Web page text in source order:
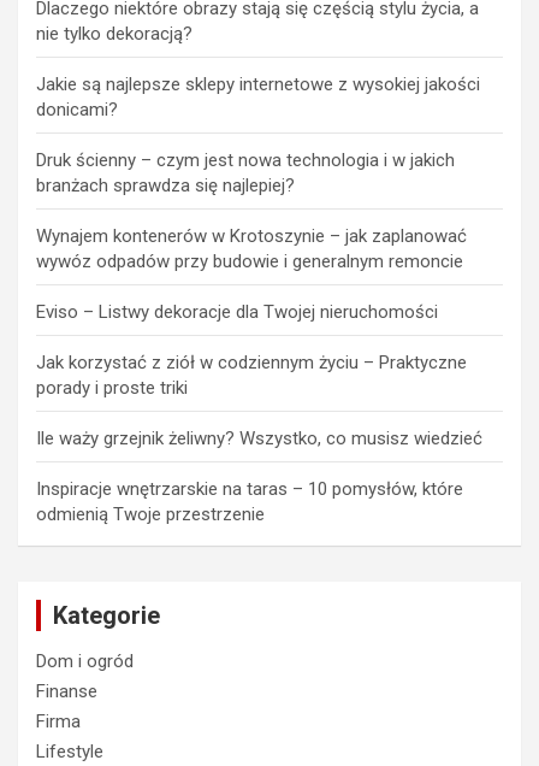
Dlaczego niektóre obrazy stają się częścią stylu życia, a
nie tylko dekoracją?
Jakie są najlepsze sklepy internetowe z wysokiej jakości
donicami?
Druk ścienny – czym jest nowa technologia i w jakich
branżach sprawdza się najlepiej?
Wynajem kontenerów w Krotoszynie – jak zaplanować
wywóz odpadów przy budowie i generalnym remoncie
Eviso – Listwy dekoracje dla Twojej nieruchomości
Jak korzystać z ziół w codziennym życiu – Praktyczne
porady i proste triki
Ile waży grzejnik żeliwny? Wszystko, co musisz wiedzieć
Inspiracje wnętrzarskie na taras – 10 pomysłów, które
odmienią Twoje przestrzenie
Kategorie
Dom i ogród
Finanse
Firma
Lifestyle